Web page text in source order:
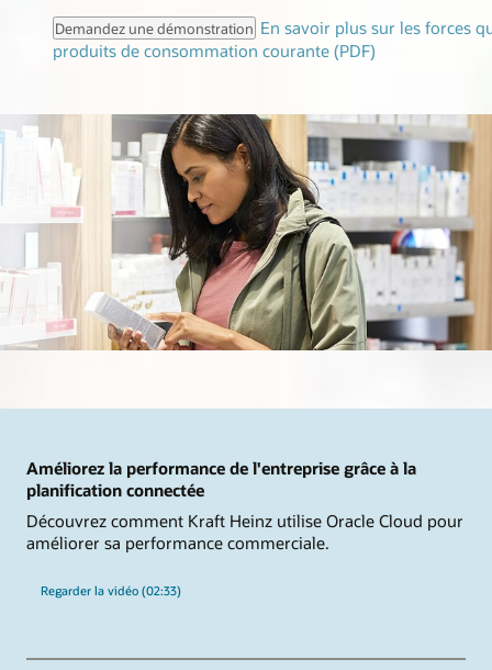
Demandez une démonstration En savoir plus sur les forces
produits de consommation courante (PDF)
Améliorez la performance de l'entreprise grâce à la
planification connectée
Découvrez comment Kraft Heinz utilise Oracle Cloud pour
améliorer sa performance commerciale.
Regarder la vidéo (02:33)